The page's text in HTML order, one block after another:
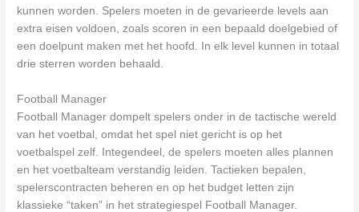
kunnen worden. Spelers moeten in de gevarieerde levels aan
extra eisen voldoen, zoals scoren in een bepaald doelgebied of
een doelpunt maken met het hoofd. In elk level kunnen in totaal
drie sterren worden behaald.
Football Manager
Football Manager dompelt spelers onder in de tactische wereld
van het voetbal, omdat het spel niet gericht is op het
voetbalspel zelf. Integendeel, de spelers moeten alles plannen
en het voetbalteam verstandig leiden. Tactieken bepalen,
spelerscontracten beheren en op het budget letten zijn
klassieke “taken” in het strategiespel Football Manager.